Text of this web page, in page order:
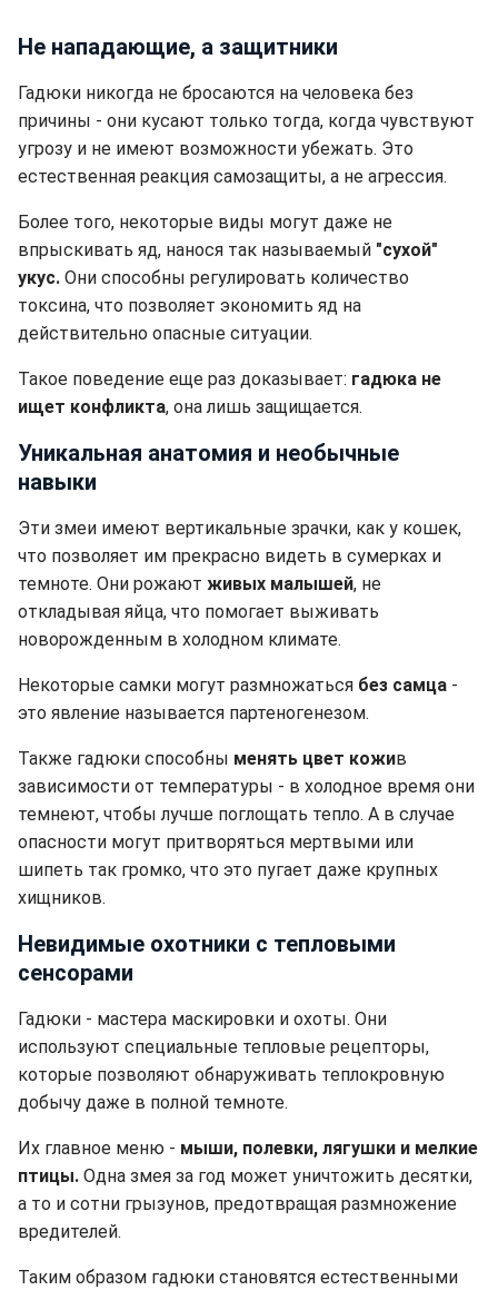
Не нападающие, а защитники
Гадюки никогда не бросаются на человека без
причины - они кусают только тогда, когда чувствуют
угрозу и не имеют возможности убежать. Это
естественная реакция самозащиты, а не агрессия.
Более того, некоторые виды могут даже не
впрыскивать яд, нанося так называемый "сухой"
укус. Они способны регулировать количество
токсина, что позволяет экономить яд на
действительно опасные ситуации.
Такое поведение еще раз доказывает: гадюка не
ищет конфликта, она лишь защищается.
Уникальная анатомия и необычные
навыки
Эти змеи имеют вертикальные зрачки, как у кошек,
что позволяет им прекрасно видеть в сумерках и
темноте. Они рожают живых малышей, не
откладывая яйца, что помогает выживать
новорожденным в холодном климате.
Некоторые самки могут размножаться без самца -
это явление называется партеногенезом.
Также гадюки способны менять цвет кожив
зависимости от температуры - в холодное время они
темнеют, чтобы лучше поглощать тепло. А в случае
опасности могут притворяться мертвыми или
шипеть так громко, что это пугает даже крупных
хищников.
Невидимые охотники с тепловыми
сенсорами
Гадюки - мастера маскировки и охоты. Они
используют специальные тепловые рецепторы,
которые позволяют обнаруживать теплокровную
добычу даже в полной темноте.
Их главное меню - мыши, полевки, лягушки и мелкие
птицы. Одна змея за год может уничтожить десятки,
а то и сотни грызунов, предотвращая размножение
вредителей.
Таким образом гадюки становятся естественными